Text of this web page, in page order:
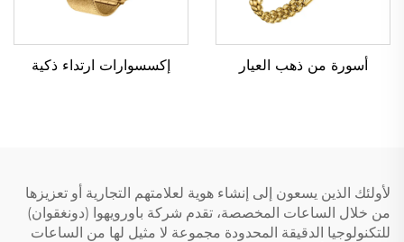
أسورة من ذهب العيار إكسسوارات ارتداء ذكية
لأولئك الذين يسعون إلى إنشاء هوية لعلامتهم التجارية أو تعزيزها
من خلال الساعات المخصصة، تقدم شركة باورويهوا (دونغقوان)
للتكنولوجيا الدقيقة المحدودة مجموعة لا مثيل لها من الساعات